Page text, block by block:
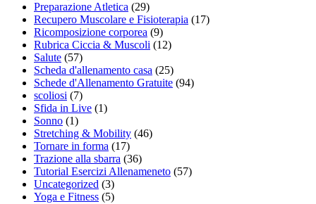
Preparazione Atletica (29)
Recupero Muscolare e Fisioterapia (17)
Ricomposizione corporea (9)
Rubrica Ciccia & Muscoli (12)
Salute (57)
Scheda d'allenamento casa (25)
Schede d'Allenamento Gratuite (94)
scoliosi (7)
Sfida in Live (1)
Sonno (1)
Stretching & Mobility (46)
Tornare in forma (17)
Trazione alla sbarra (36)
Tutorial Esercizi Allenameneto (57)
Uncategorized (3)
Yoga e Fitness (5)